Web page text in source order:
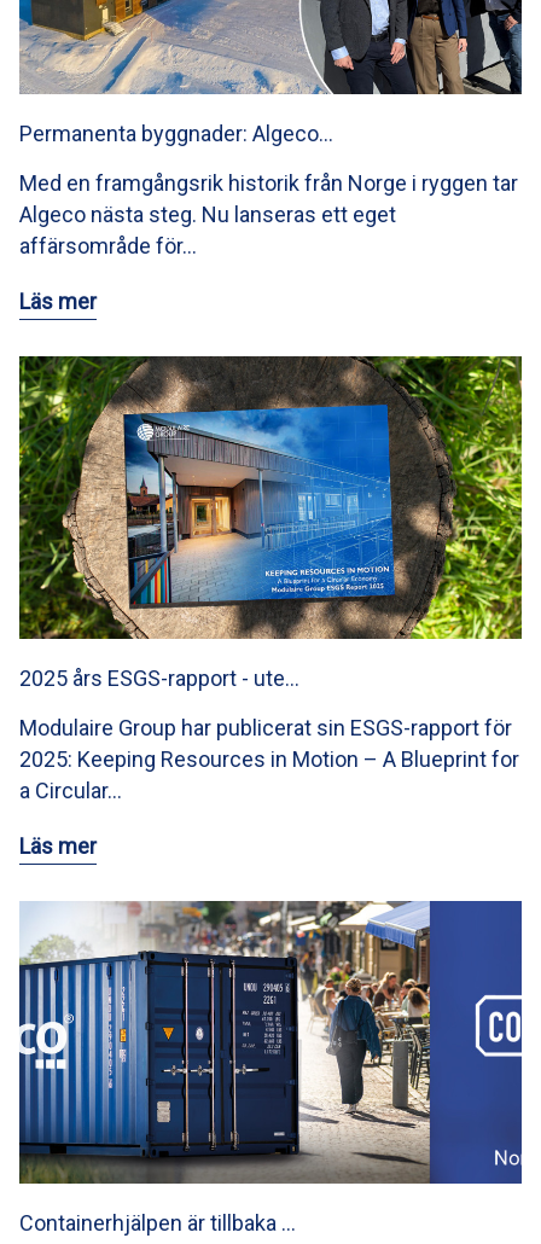
Permanenta byggnader: Algeco…
Med en framgångsrik historik från Norge i ryggen tar
Algeco nästa steg. Nu lanseras ett eget
affärsområde för…
Läs mer
2025 års ESGS-rapport - ute…
Modulaire Group har publicerat sin ESGS-rapport för
2025: Keeping Resources in Motion – A Blueprint for
a Circular…
Läs mer
Containerhjälpen är tillbaka …